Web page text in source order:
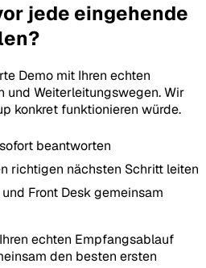
jede eingehende
Demo mit Ihren echten
und Weiterleitungswegen. Wir
konkret funktionieren würde.
beantworten
richtigen nächsten Schritt leiten
Front Desk gemeinsam
echten Empfangsablauf
den besten ersten